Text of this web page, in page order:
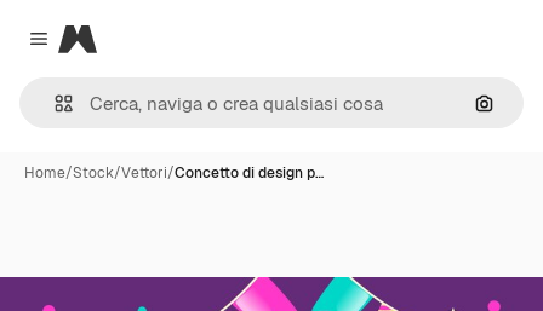
Close menu
Magnific
Cerca
Home/Stock/Vettori/Concetto di design p…